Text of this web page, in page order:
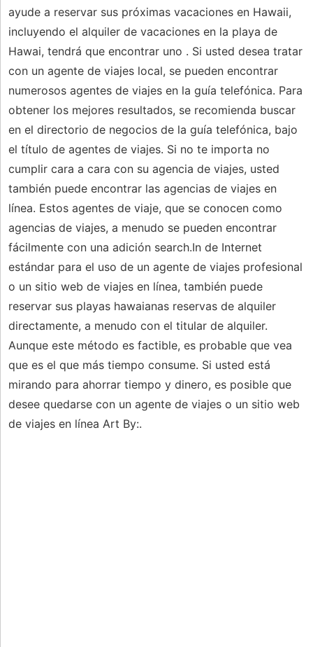
ayude a reservar sus próximas vacaciones en Hawaii,
incluyendo el alquiler de vacaciones en la playa de
Hawai, tendrá que encontrar uno . Si usted desea tratar
con un agente de viajes local, se pueden encontrar
numerosos agentes de viajes en la guía telefónica. Para
obtener los mejores resultados, se recomienda buscar
en el directorio de negocios de la guía telefónica, bajo
el título de agentes de viajes. Si no te importa no
cumplir cara a cara con su agencia de viajes, usted
también puede encontrar las agencias de viajes en
línea. Estos agentes de viaje, que se conocen como
agencias de viajes, a menudo se pueden encontrar
fácilmente con una adición search.In de Internet
estándar para el uso de un agente de viajes profesional
o un sitio web de viajes en línea, también puede
reservar sus playas hawaianas reservas de alquiler
directamente, a menudo con el titular de alquiler.
Aunque este método es factible, es probable que vea
que es el que más tiempo consume. Si usted está
mirando para ahorrar tiempo y dinero, es posible que
desee quedarse con un agente de viajes o un sitio web
de viajes en línea Art By:.